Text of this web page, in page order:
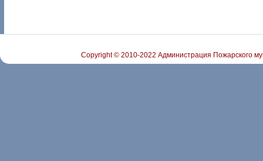
Copyright © 2010-2022 Администрация Пожарского